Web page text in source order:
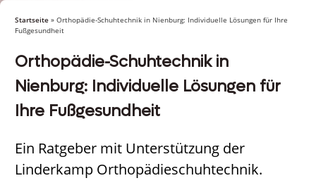
Startseite » Orthopädie-Schuhtechnik in Nienburg: Individuelle Lösungen für Ihre
Fußgesundheit
Orthopädie-Schuhtechnik in
Nienburg: Individuelle Lösungen für
Ihre Fußgesundheit
Ein Ratgeber mit Unterstützung der
Linderkamp Orthopädieschuhtechnik.